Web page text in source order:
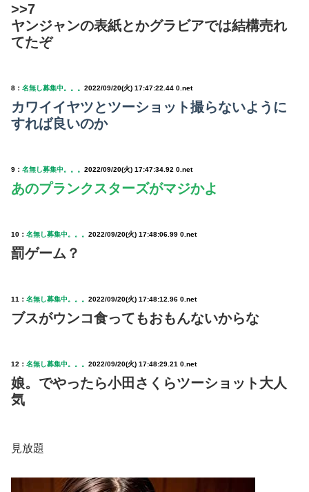
>>7
ヤンジャンの表紙とかグラビアでは結構売れ
てたぞ
8： 名無し募集中。。。 2022/09/20(火) 17:47:22.44 0.net
カワイイヤツとツーショット撮らないように
すれば良いのか
9： 名無し募集中。。。 2022/09/20(火) 17:47:34.92 0.net
あのプランクスターズがマジかよ
10： 名無し募集中。。。 2022/09/20(火) 17:48:06.99 0.net
罰ゲーム？
11： 名無し募集中。。。 2022/09/20(火) 17:48:12.96 0.net
ブスがウンコ食ってもおもんないからな
12： 名無し募集中。。。 2022/09/20(火) 17:48:29.21 0.net
娘。でやったら小田さくらツーショット大人
気
見放題